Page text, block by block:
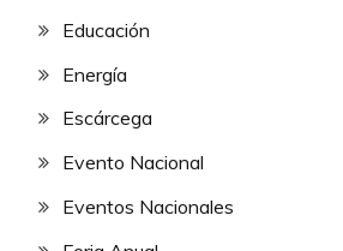
Educación
Energía
Escárcega
Evento Nacional
Eventos Nacionales